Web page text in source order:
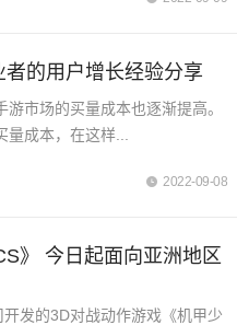
的用户增长经验分享
市场的买量成本也逐渐提高。
成本，在这样...
2022-09-08
洲地区
发的3D对战动作游戏《机甲少